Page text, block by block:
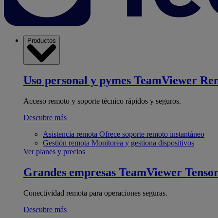
Productos
Uso personal y pymes TeamViewer
Acceso remoto y soporte técnico rápidos y seguros.
Descubre más
Asistencia remota Ofrece soporte remoto instantáneo
Gestión remota Monitorea y gestiona dispositivos
Ver planes y precios
Grandes empresas TeamViewer Tensor
Conectividad remota para operaciones seguras.
Descubre más